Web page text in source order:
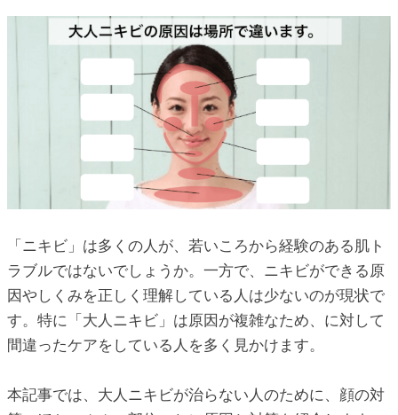
「ニキビ」は多くの人が、若いころから経験のある肌ト
ラブルではないでしょうか。一方で、ニキビができる原
因やしくみを正しく理解している人は少ないのが現状で
す。特に「大人ニキビ」は原因が複雑なため、に対して
間違ったケアをしている人を多く見かけます。
本記事では、大人ニキビが治らない人のために、顔の対
antiaging/wp-
antiaging/wp-